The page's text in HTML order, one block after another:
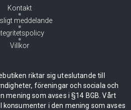
Kontakt
meddelande
Villkor
riktar sig uteslutande till
föreningar och sociala och
mening som avses i §14 BGB. Vårt
i den mening som avses